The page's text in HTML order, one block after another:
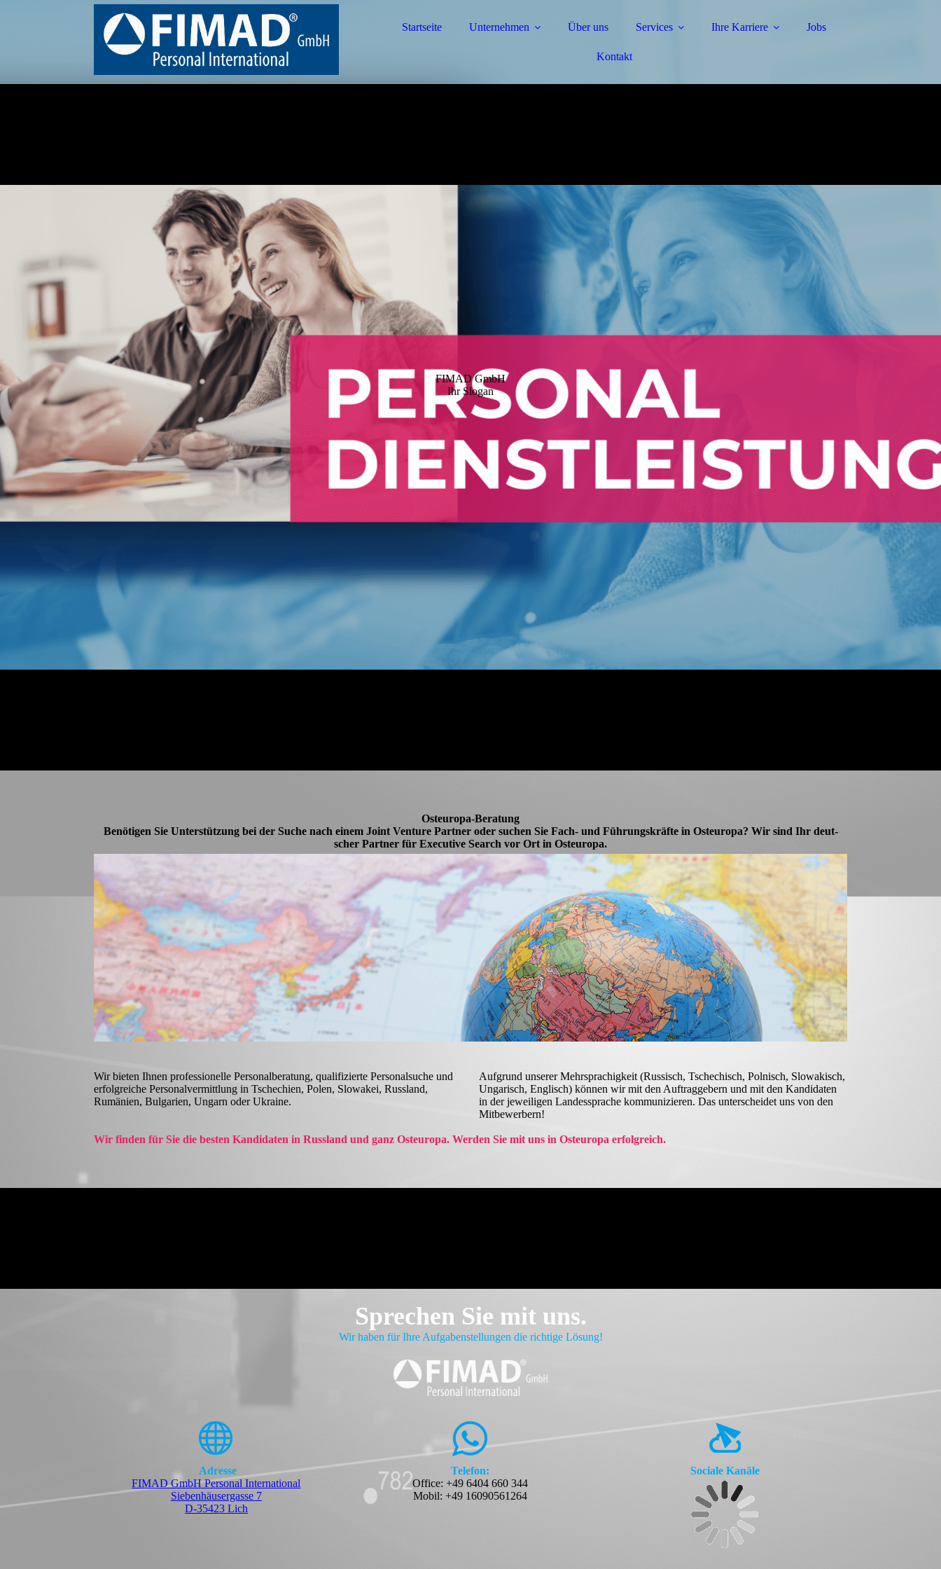
Startseite Unternehmen Über uns Services Ihre Karriere Jobs
Kontakt
FIMAD GmbH
Ihr Slogan
Osteuropa-Beratung
Benötigen Sie Unter­stützung bei der Suche nach einem Joint Venture Partner oder suchen Sie Fach- und Führungs­­kräfte in Ost­­europa? Wir sind Ihr deut­
scher Partner für Executive Search vor Ort in Ost­europa.
Wir bieten Ihnen professionelle Personal­beratung, qualifizierte Personalsuche und
erfolg­reiche Personal­ver­mittlung in Tschechien, Polen, Slowakei, Russ­land,
Rumänien, Bulgarien, Ungarn oder Ukraine.
Aufgrund unserer Mehr­sprachig­keit (Russisch, Tschechisch, Polnisch, Slowa­kisch,
Ungarisch, Englisch) können wir mit den Auf­trag­gebern und mit den Kan­di­daten
in der jeweiligen Landes­sprache kom­muni­zieren. Das unter­schei­det uns von den
Mit­bewerbern!
Wir finden für Sie die besten Kandidaten in Russland und ganz Osteuropa. Werden Sie mit uns in Osteuropa erfolgreich.
Sprechen Sie mit uns.
Wir haben für Ihre Aufgabenstellungen die richtige Lösung!
Adresse
FIMAD GmbH Personal International
Siebenhäusergasse 7
D-35423 Lich
Telefon:
Office: +49 6404 660 344
Mobil: +49 16090561264
Sociale Kanäle